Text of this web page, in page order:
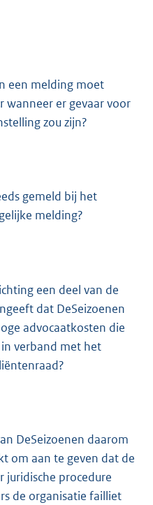
een melding moet
er gevaar voor
zou zijn?
gemeld bij het
melding?
een deel van de
dat DeSeizoenen
advocaatkosten die
verband met het
DeSeizoenen daarom
om aan te geven dat de
juridische procedure
de organisatie failliet